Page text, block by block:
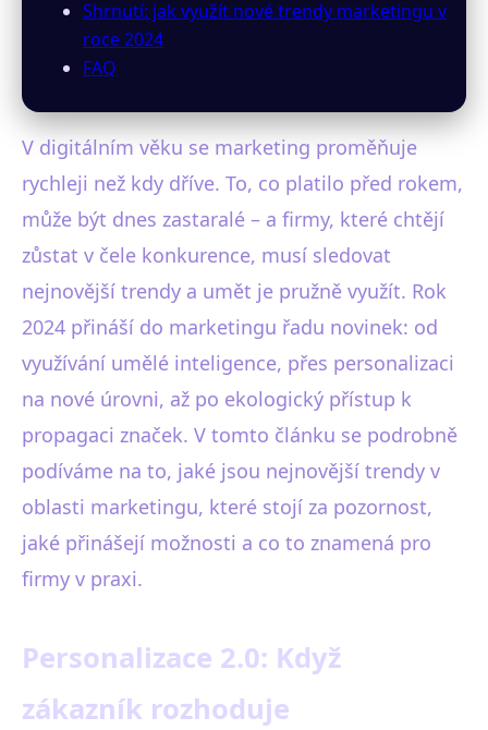
Shrnutí: jak využít nové trendy marketingu v
roce 2024
FAQ
V digitálním věku se marketing proměňuje
rychleji než kdy dříve. To, co platilo před rokem,
může být dnes zastaralé – a firmy, které chtějí
zůstat v čele konkurence, musí sledovat
nejnovější trendy a umět je pružně využít. Rok
2024 přináší do marketingu řadu novinek: od
využívání umělé inteligence, přes personalizaci
na nové úrovni, až po ekologický přístup k
propagaci značek. V tomto článku se podrobně
podíváme na to, jaké jsou nejnovější trendy v
oblasti marketingu, které stojí za pozornost,
jaké přinášejí možnosti a co to znamená pro
firmy v praxi.
Personalizace 2.0: Když
zákazník rozhoduje